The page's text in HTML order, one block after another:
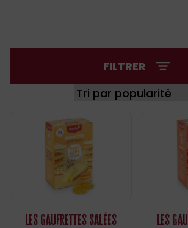
FILTRER
Les Gaufrettes salées Les